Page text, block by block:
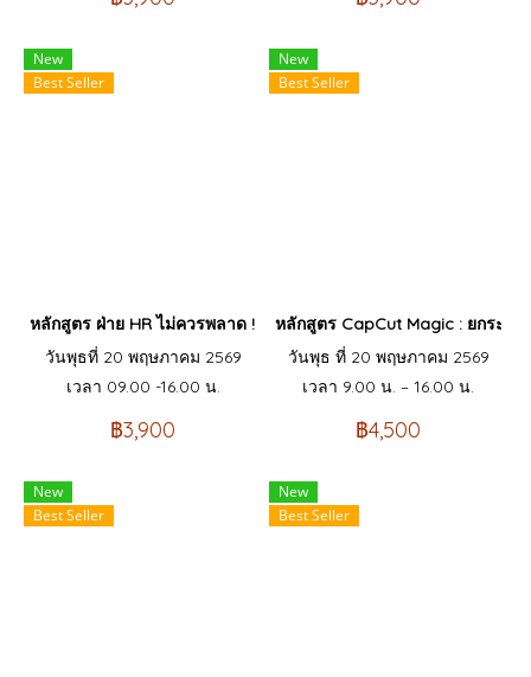
New
Best Seller
หลักสูตร ฝ่าย HR ไม่ควรพลาด !!! Digital HR การวิเคราะห์ข้อมูลบุค
วันพุธที่ 20 พฤษภาคม 2569
เวลา 09.00 -16.00 น.
฿3,900
New
Best Seller
หลักสูตร CapCut Magic : ยกระดั
วันพุธ ที่ 20 พฤษภาคม 2569
เวลา 9.00 น. – 16.00 น.
฿4,500
New
Best Seller
New
Best Seller